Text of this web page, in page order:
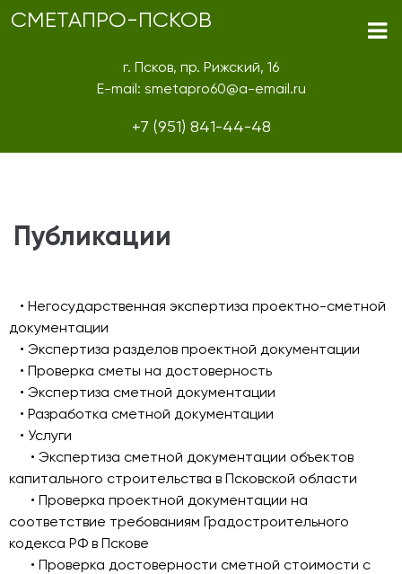
СМЕТАПРО-ПСКОВ
г. Псков, пр. Рижский, 16
E-mail: smetapro60@a-email.ru
+7 (951) 841-44-48
Публикации
• Негосударственная экспертиза проектно-сметной
документации
• Экспертиза разделов проектной документации
• Проверка сметы на достоверность
• Экспертиза сметной документации
• Разработка сметной документации
• Услуги
• Экспертиза сметной документации объектов
капитального строительства в Псковской области
• Проверка проектной документации на
соответствие требованиям Градостроительного
кодекса РФ в Пскове
• Проверка достоверности сметной стоимости с